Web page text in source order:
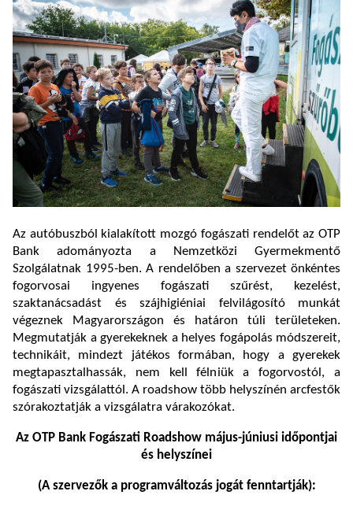
Az autóbuszból kialakított mozgó fogászati rendelőt az OTP
Bank adományozta a Nemzetközi Gyermekmentő
Szolgálatnak 1995-ben. A rendelőben a szervezet önkéntes
fogorvosai ingyenes fogászati szűrést, kezelést,
szaktanácsadást és szájhigiéniai felvilágosító munkát
végeznek Magyarországon és határon túli területeken.
Megmutatják a gyerekeknek a helyes fogápolás módszereit,
technikáit, mindezt játékos formában, hogy a gyerekek
megtapasztalhassák, nem kell félniük a fogorvostól, a
fogászati vizsgálattól. A roadshow több helyszínén arcfestők
szórakoztatják a vizsgálatra várakozókat.
Az OTP Bank Fogászati Roadshow május-júniusi időpontjai
és helyszínei
(A szervezők a programváltozás jogát fenntartják):